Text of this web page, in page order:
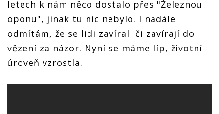
letech k nám něco dostalo přes "Železnou
oponu", jinak tu nic nebylo. I nadále
odmítám, že se lidi zavírali či zavírají do
vězení za názor. Nyní se máme líp, životní
úroveň vzrostla.